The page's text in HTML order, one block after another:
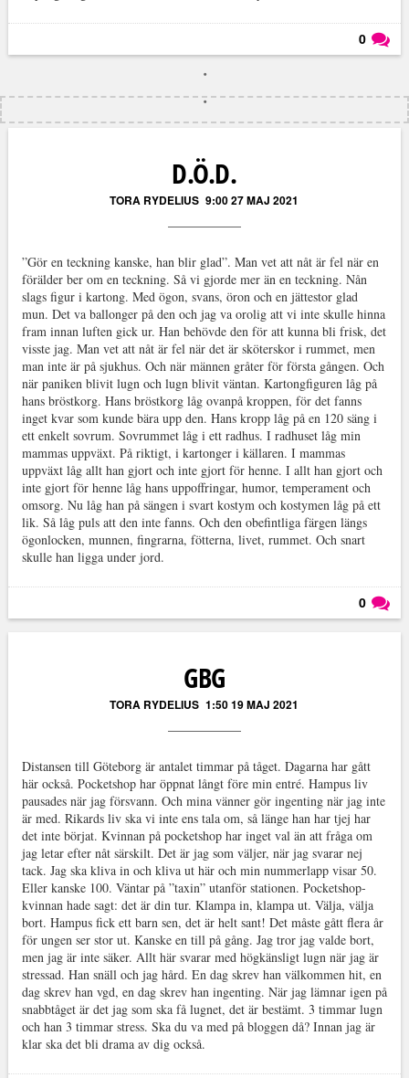
0
D.Ö.D.
TORA RYDELIUS 9:00 27 MAJ 2021
”Gör en teckning kanske, han blir glad”. Man vet att nåt är fel när en
förälder ber om en teckning. Så vi gjorde mer än en teckning. Nån
slags figur i kartong. Med ögon, svans, öron och en jättestor glad
mun. Det va ballonger på den och jag va orolig att vi inte skulle hinna
fram innan luften gick ur. Han behövde den för att kunna bli frisk, det
visste jag. Man vet att nåt är fel när det är sköterskor i rummet, men
man inte är på sjukhus. Och när männen gråter för första gången. Och
när paniken blivit lugn och lugn blivit väntan. Kartongfiguren låg på
hans bröstkorg. Hans bröstkorg låg ovanpå kroppen, för det fanns
inget kvar som kunde bära upp den. Hans kropp låg på en 120 säng i
ett enkelt sovrum. Sovrummet låg i ett radhus. I radhuset låg min
mammas uppväxt. På riktigt, i kartonger i källaren. I mammas
uppväxt låg allt han gjort och inte gjort för henne. I allt han gjort och
inte gjort för henne låg hans uppoffringar, humor, temperament och
omsorg. Nu låg han på sängen i svart kostym och kostymen låg på ett
lik. Så låg puls att den inte fanns. Och den obefintliga färgen längs
ögonlocken, munnen, fingrarna, fötterna, livet, rummet. Och snart
skulle han ligga under jord.
0
GBG
TORA RYDELIUS 1:50 19 MAJ 2021
Distansen till Göteborg är antalet timmar på tåget. Dagarna har gått
här också. Pocketshop har öppnat långt före min entré. Hampus liv
pausades när jag försvann. Och mina vänner gör ingenting när jag inte
är med. Rikards liv ska vi inte ens tala om, så länge han har tjej har
det inte börjat. Kvinnan på pocketshop har inget val än att fråga om
jag letar efter nåt särskilt. Det är jag som väljer, när jag svarar nej
tack. Jag ska kliva in och kliva ut här och min nummerlapp visar 50.
Eller kanske 100. Väntar på ”taxin” utanför stationen. Pocketshop-
kvinnan hade sagt: det är din tur. Klampa in, klampa ut. Välja, välja
bort. Hampus fick ett barn sen, det är helt sant! Det måste gått flera år
för ungen ser stor ut. Kanske en till på gång. Jag tror jag valde bort,
men jag är inte säker. Allt här svarar med högkänsligt lugn när jag är
stressad. Han snäll och jag hård. En dag skrev han välkommen hit, en
dag skrev han vgd, en dag skrev han ingenting. När jag lämnar igen på
snabbtåget är det jag som ska få lugnet, det är bestämt. 3 timmar lugn
och han 3 timmar stress. Ska du va med på bloggen då? Innan jag är
klar ska det bli drama av dig också.